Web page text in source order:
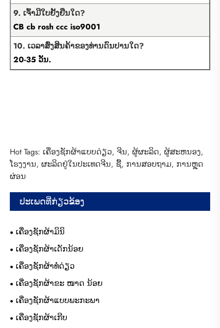
9. ເຈົ້າມີໃບຢັ້ງຢືນໃດ?
CB cb rosh ccc iso9001
10. ເວລາສົ່ງສິນຄ້າຂອງທ່ານດົນປານໃດ?
20-35 ວັນ.
Hot Tags: ເຄື່ອງຊັກຜ້າແບບດ່ຽວ, ຈີນ, ຜູ້ຜະລິດ, ຜູ້ສະຫນອງ,
ໂຮງງານ, ຜະລິດຢູ່ໃນປະເທດຈີນ, ຊື້, ການສອບຖາມ, ການຫຼຸດ
ຜ່ອນ
ປະເພດທີ່ກ່ຽວຂ້ອງ
ເຄື່ອງຊັກຜ້າມິນິ
ເຄື່ອງຊັກຜ້າເດັກນ້ອຍ
ເຄື່ອງຊັກຜ້າທໍ່ດ່ຽວ
ເຄື່ອງຊັກຜ້າຂະ ໜາດ ນ້ອຍ
ເຄື່ອງຊັກຜ້າແບບພະກະພາ
ເຄື່ອງຊັກຜ້າເກີບ